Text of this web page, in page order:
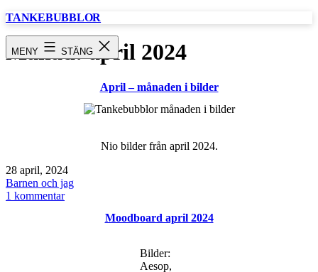
Hoppa
TANKEBUBBLOR
MENY STÄNG
Månad: april 2024
April – månaden i bilder
Nio bilder från april 2024.
Publicerat
den
28 april, 2024
Kategoriserat
som
Barnen och jag
1 kommentartill
Moodboard april 2024
Bilder:
Aesop,